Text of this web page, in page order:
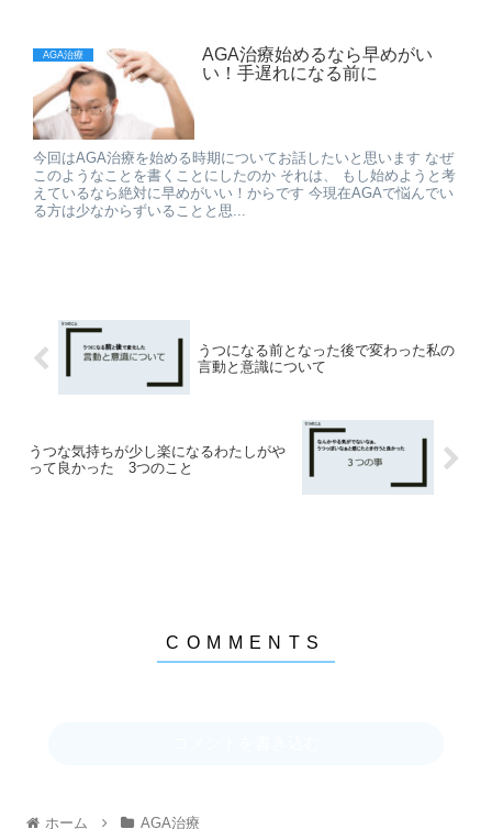
AGA治療
AGA治療始めるなら早めがい
い！手遅れになる前に
今回はAGA治療を始める時期についてお話したいと思います なぜ
このようなことを書くことにしたのか それは、 もし始めようと考
えているなら絶対に早めがいい！からです 今現在AGAで悩んでい
る方は少なからずいることと思...
うつになる前となった後で変わった私の
言動と意識について
うつな気持ちが少し楽になるわたしがや
って良かった 3つのこと
ホーム AGA治療